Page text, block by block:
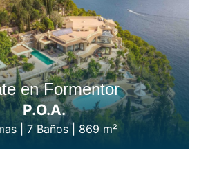
en Formentor
P.O.A.
| 7 Baños| 869 m²